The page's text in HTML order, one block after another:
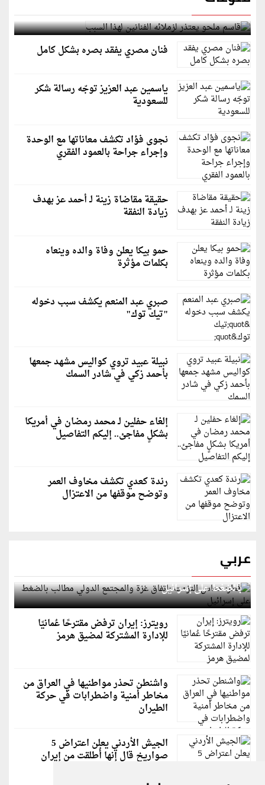
قاسم ملحو يعتذر لزملائه الفنانين لهذا السبب
فنان مصري يفقد بصره بشكل كامل
ياسمين عبد العزيز توجّه رسالة شكر
للسعودية
نجوى فؤاد تكشف معاناتها مع الوحدة
وإجراء جراحة بالعمود الفقري
حقيقة مقاضاة زينة لـ أحمد عز بهدف
زيادة النفقة
حمو بيكا يعلن وفاة والده وينعاه
بكلمات مؤثرة
صبري عبد المنعم يكشف سبب دخوله
"تيك توك"
نبيلة عبيد تروي كواليس مشهد جمعها
بأحمد زكي في شادر السمك
إلغاء حفلين لـ محمد رمضان في أمريكا
بشكلٍ مفاجئ.. إليكم التفاصيل
رندة كعدي تكشف مخاوف العمر
وتوضح موقفها من الاعتزال
عربي
قطر: حماس التزمت باتفاق غزة والمجتمع الدولي مطالب
بالضغط على إسرائيل
رويترز: إيران ترفض مقترحًا عُمانيًا
للإدارة المشتركة لمضيق هرمز
واشنطن تحذر مواطنيها في العراق من
مخاطر أمنية واضطرابات في حركة
الطيران
الجيش الأردني يعلن اعتراض 5
صواريخ قال إنها أُطلقت من إيران